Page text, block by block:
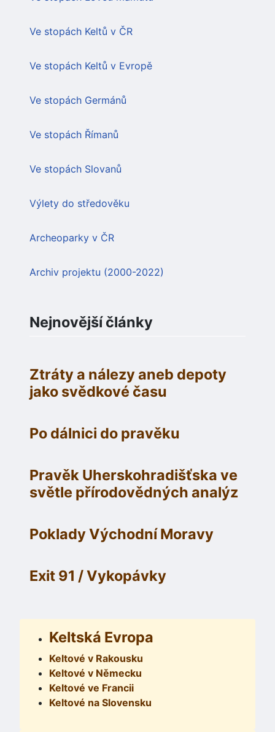
Ve stopách Keltů v ČR
Ve stopách Keltů v Evropě
Ve stopách Germánů
Ve stopách Římanů
Ve stopách Slovanů
Výlety do středověku
Archeoparky v ČR
Archiv projektu (2000-2022)
Nejnovější články
Ztráty a nálezy aneb depoty
jako svědkové času
Po dálnici do pravěku
Pravěk Uherskohradišťska ve
světle přírodovědných analýz
Poklady Východní Moravy
Exit 91 / Vykopávky
Keltská Evropa
Keltové v Rakousku
Keltové v Německu
Keltové ve Francii
Keltové na Slovensku